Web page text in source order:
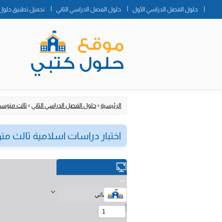
حلول الفصل الدراسي الأول حلول الفصل الدراسي الثاني تحميل تطبيق
الرئيسية»حلول الفصل الدراسي الثاني»ثالث
اختبار دراسات اسلامية ثالث